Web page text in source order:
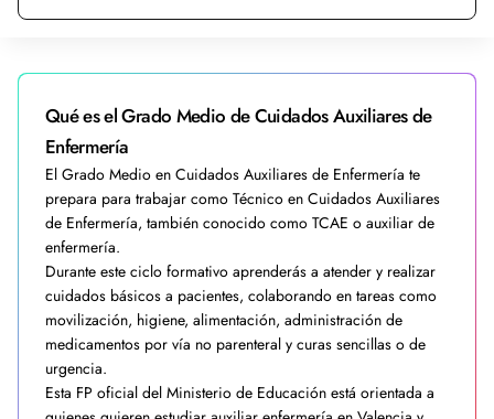
Qué es el Grado Medio de Cuidados Auxiliares de
Enfermería
El Grado Medio en Cuidados Auxiliares de Enfermería te
prepara para trabajar como Técnico en Cuidados Auxiliares
de Enfermería, también conocido como TCAE o auxiliar de
enfermería.
Durante este ciclo formativo aprenderás a atender y realizar
cuidados básicos a pacientes, colaborando en tareas como
movilización, higiene, alimentación, administración de
medicamentos por vía no parenteral y curas sencillas o de
urgencia.
Esta FP oficial del Ministerio de Educación está orientada a